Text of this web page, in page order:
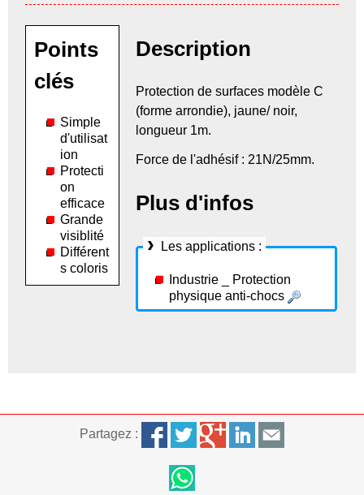
Points
clés
Simple
d'utilisat
ion
Protecti
on
efficace
Grande
visiblité
Différent
s coloris
Description
Protection de surfaces modèle C
(forme arrondie), jaune/ noir,
longueur 1m.
Force de l'adhésif : 21N/25mm.
Plus d'infos
Les applications :
Industrie _ Protection
physique anti-chocs
Partagez :